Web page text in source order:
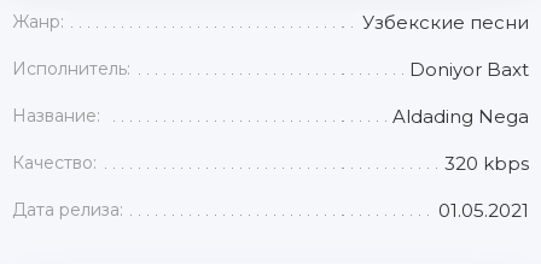
Жанр: Узбекские песни
Исполнитель: Doniyor Baxt
Название: Aldading Nega
Качество: 320 kbps
Дата релиза: 01.05.2021